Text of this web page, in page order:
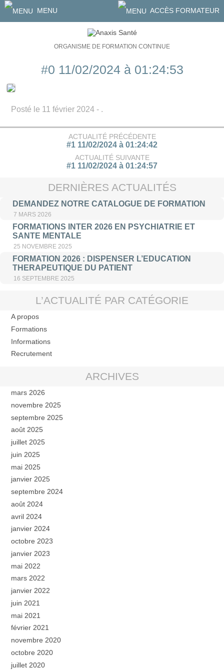
MENU ACCÈS FORMATEUR
ORGANISME DE FORMATION CONTINUE
#0 11/02/2024 à 01:24:53
Posté le 11 février 2024 - .
ACTUALITÉ PRÉCÉDENTE
#1 11/02/2024 à 01:24:42
ACTUALITÉ SUIVANTE
#1 11/02/2024 à 01:24:57
DERNIÈRES ACTUALITÉS
DEMANDEZ NOTRE CATALOGUE DE FORMATION
7 MARS 2026
FORMATIONS INTER 2026 EN PSYCHIATRIE ET
SANTE MENTALE
25 NOVEMBRE 2025
FORMATION 2026 : DISPENSER L’EDUCATION
THERAPEUTIQUE DU PATIENT
16 SEPTEMBRE 2025
L’ACTUALITÉ PAR CATÉGORIE
A propos
Formations
Informations
Recrutement
ARCHIVES
mars 2026
novembre 2025
septembre 2025
août 2025
juillet 2025
juin 2025
mai 2025
janvier 2025
septembre 2024
août 2024
avril 2024
janvier 2024
octobre 2023
janvier 2023
mai 2022
mars 2022
janvier 2022
juin 2021
mai 2021
février 2021
novembre 2020
octobre 2020
juillet 2020